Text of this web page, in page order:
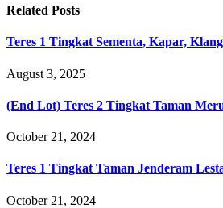
Related Posts
Teres 1 Tingkat Sementa, Kapar, Klang
August 3, 2025
(End Lot) Teres 2 Tingkat Taman
October 21, 2024
Teres 1 Tingkat Taman Jenderam
October 21, 2024